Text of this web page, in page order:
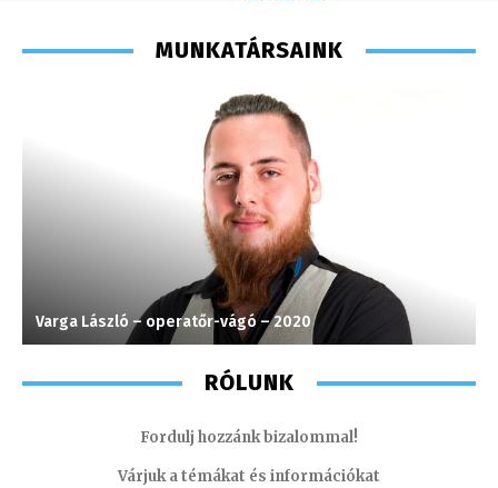
MUNKATÁRSAINK
Varga László – operatőr-vágó – 2020
RÓLUNK
Fordulj hozzánk bizalommal!
Várjuk a témákat és információkat